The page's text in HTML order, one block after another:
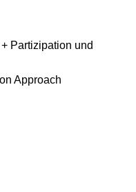
Partizipation und
Approach